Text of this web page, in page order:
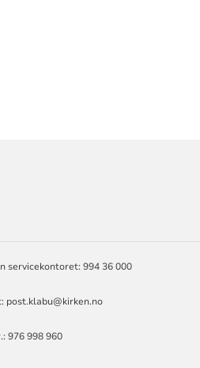
servicekontoret: 994 36 000
post.klabu@kirken.no
976 998 960